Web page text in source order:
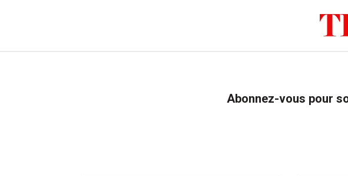
Abonnez-vous pour